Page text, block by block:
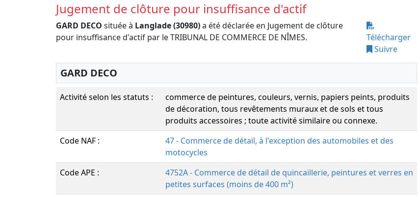
Jugement de clôture pour insuffisance d'actif
GARD DECO située à Langlade (30980)a été déclarée en Jugement de clôture
pour insuffisance d'actif par le TRIBUNAL DE COMMERCE DE NÎMES.
Télécharger
Suivre
GARD DECO
Activité selon les statuts :
commerce de peintures, couleurs, vernis, papiers peints, produits
de décoration, tous revêtements muraux et de sols et tous
produits accessoires ; toute activité similaire ou connexe.
Code NAF :
47 - Commerce de détail, à l'exception des automobiles et des
motocycles
Code APE :
4752A - Commerce de détail de quincaillerie, peintures et verres en
petites surfaces (moins de 400 m²)